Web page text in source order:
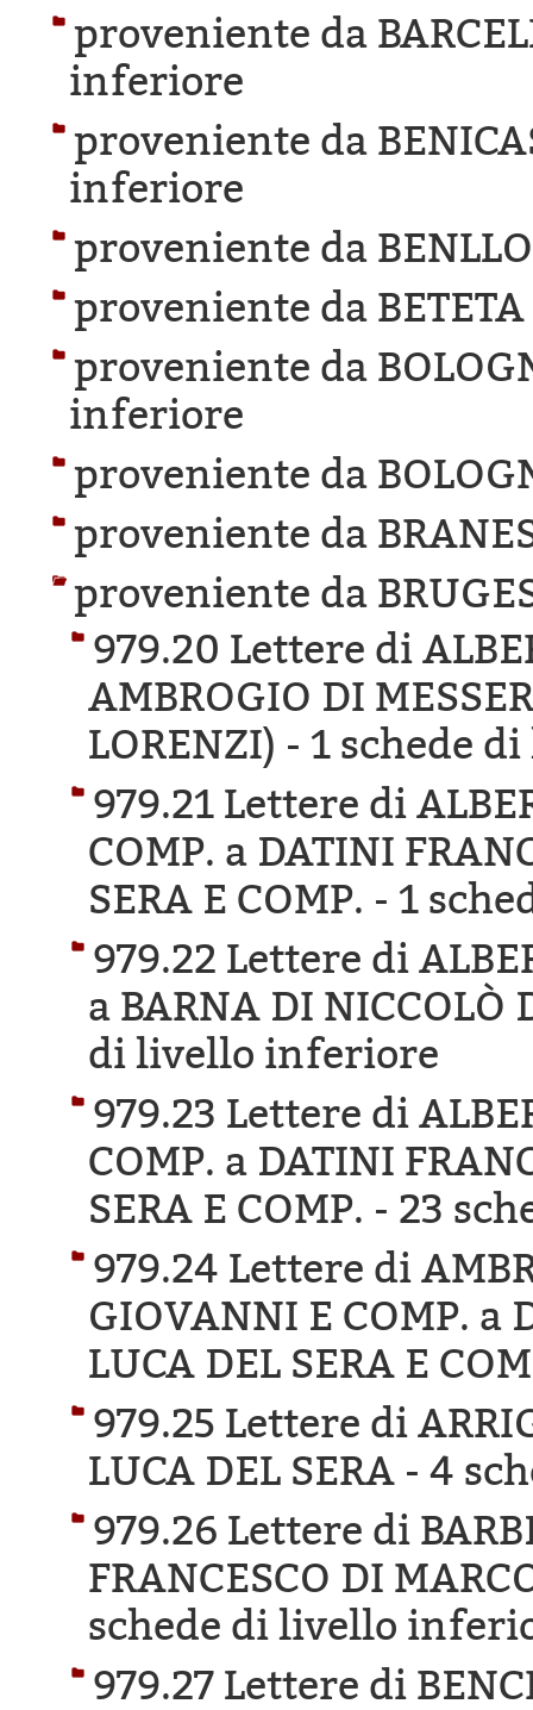
proveniente da
inferiore
proveniente da
inferiore
proveniente da
proveniente da
proveniente da
inferiore
proveniente da
proveniente da
proveniente da
979.20 Lettere di
AMBROGIO DI
LORENZI) - 1 schede
979.21 Lettere di
COMP. a DATINI
SERA E COMP. - 1
979.22 Lettere di
a BARNA DI NICCOLÒ
di livello inferiore
979.23 Lettere di
COMP. a DATINI
SERA E COMP. - 23
979.24 Lettere di
GIOVANNI E COMP. a
LUCA DEL SERA E
979.25 Lettere di
LUCA DEL SERA - 4
979.26 Lettere di
FRANCESCO DI
schede di livello
979.27 Lettere di